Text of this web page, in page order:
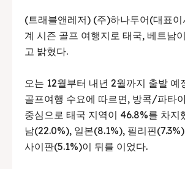
(트래블앤레저) (주)하나투어(대표
계 시즌 골프 여행지로 태국, 베트남
고 밝혔다.
오는 12월부터 내년 2월까지 출발 예
골프여행 수요에 따르면, 방콕/파타
중심으로 태국 지역이 46.8%를 차지
남(22.0%), 일본(8.1%), 필리핀
사이판(5.1%)이 뒤를 이었다.